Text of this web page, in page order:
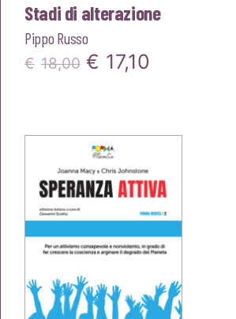
Stadi di alterazione
Pippo Russo
€ 18,00 Il
era:
€18,00.
€ 17,10
€17,10.